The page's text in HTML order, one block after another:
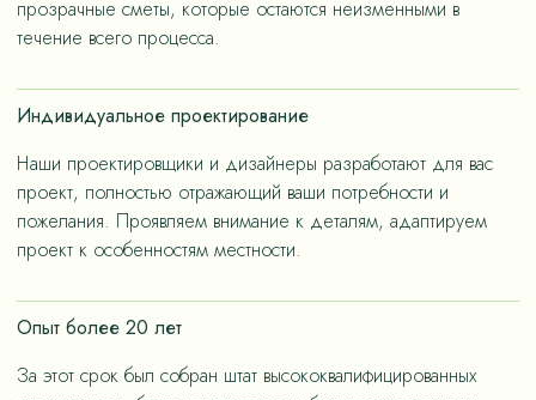
прозрачные сметы, которые остаются неизменными в
течение всего процесса.
Индивидуальное проектирование
Наши проектировщики и дизайнеры разработают для вас
проект, полностью отражающий ваши потребности и
пожелания. Проявляем внимание к деталям, адаптируем
проект к особенностям местности.
Опыт более 20 лет
За этот срок был собран штат высококвалифицированных